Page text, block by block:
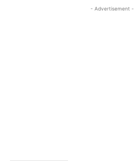
- Advertisement -